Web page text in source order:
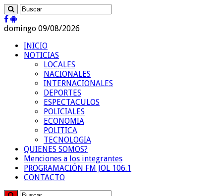
domingo 09/08/2026
INICIO
NOTICIAS
LOCALES
NACIONALES
INTERNACIONALES
DEPORTES
ESPECTACULOS
POLICIALES
ECONOMIA
POLITICA
TECNOLOGIA
QUIENES SOMOS?
Menciones a los integrantes
PROGRAMACIÓN FM JOL 106.1
CONTACTO